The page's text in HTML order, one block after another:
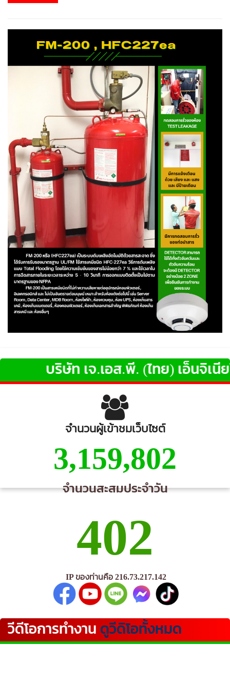
บริษัท เจ.เอส.พี. (ไทย) เอ็นจิเนียริ่
จำนวนผู้เข้าชมเว็บไซต์
3,159,802
จำนวนสะสมประจำวัน
402
IP ของท่านคือ 216.73.217.142
วีดีโอการทำงาน ดูวีดิโอทั้งหมด